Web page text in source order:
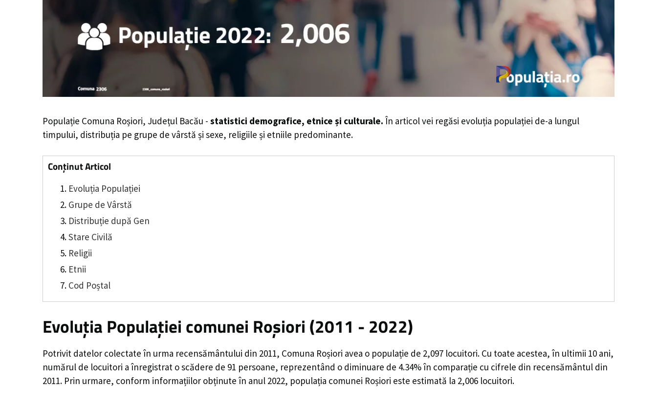
Populație Comuna Roșiori, Județul Bacău - statistici demografice, etnice și culturale. În articol vei regăsi evoluția populației de-a lungul
timpului, distribuția pe grupe de vârstă și sexe, religiile și etniile predominante.
Conținut Articol
Evoluția Populației
Grupe de Vârstă
Distribuție după Gen
Stare Civilă
Religii
Etnii
Cod Poștal
Evoluția Populației comunei Roșiori (2011 - 2022)
Potrivit datelor colectate în urma recensământului din 2011, Comuna Roșiori avea o populație de 2,097 locuitori. Cu toate acestea, în ultimii 10 ani,
numărul de locuitori a înregistrat oscădere de 91 persoane, reprezentând o diminuare de 4.34%în comparație cu cifrele din recensământul din
2011. Prin urmare, conform informațiilor obținute în anul 2022, populația comunei Roșiori este estimată la 2,006 locuitori.